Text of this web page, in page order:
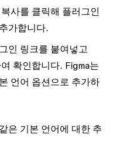
사를 클릭해 플러그인
가합니다.
인 링크를 붙여넣고
확인합니다. Figma는
언어 옵션으로 추가하
은 기본 언어에 대한 추